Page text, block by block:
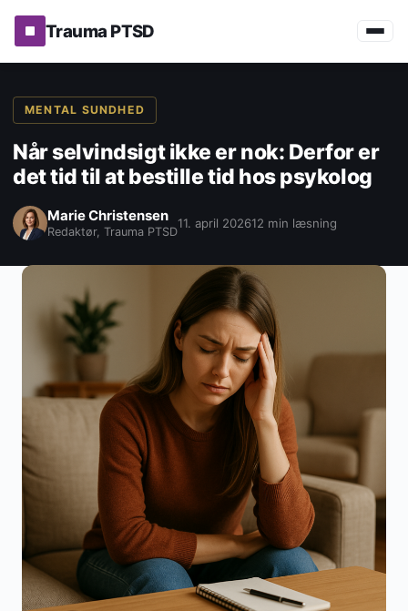
Trauma PTSD
MENTAL SUNDHED
Når selvindsigt ikke er nok: Derfor er
det tid til at bestille tid hos psykolog
Marie Christensen
Redaktør, Trauma PTSD
11. april 202612 min læsning